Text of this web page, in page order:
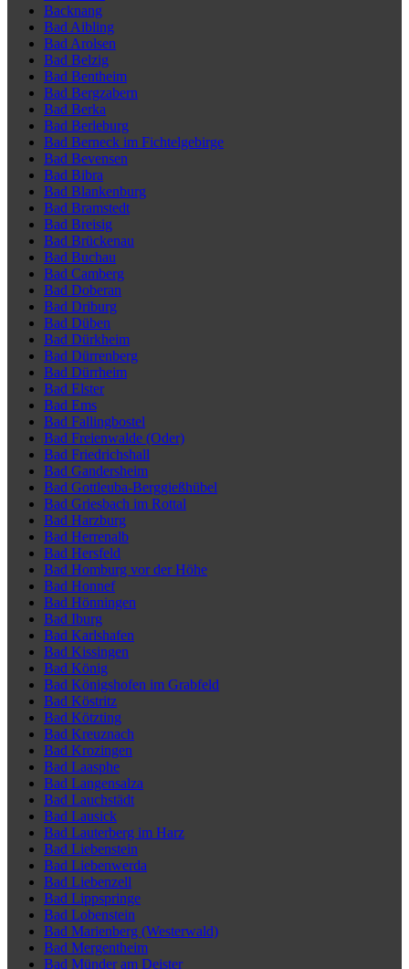
Backnang
Bad Aibling
Bad Arolsen
Bad Belzig
Bad Bentheim
Bad Bergzabern
Bad Berka
Bad Berleburg
Bad Berneck im Fichtelgebirge
Bad Bevensen
Bad Bibra
Bad Blankenburg
Bad Bramstedt
Bad Breisig
Bad Brückenau
Bad Buchau
Bad Camberg
Bad Doberan
Bad Driburg
Bad Düben
Bad Dürkheim
Bad Dürrenberg
Bad Dürrheim
Bad Elster
Bad Ems
Bad Fallingbostel
Bad Freienwalde (Oder)
Bad Friedrichshall
Bad Gandersheim
Bad Gottleuba-Berggießhübel
Bad Griesbach im Rottal
Bad Harzburg
Bad Herrenalb
Bad Hersfeld
Bad Homburg vor der Höhe
Bad Honnef
Bad Hönningen
Bad Iburg
Bad Karlshafen
Bad Kissingen
Bad König
Bad Königshofen im Grabfeld
Bad Köstritz
Bad Kötzting
Bad Kreuznach
Bad Krozingen
Bad Laasphe
Bad Langensalza
Bad Lauchstädt
Bad Lausick
Bad Lauterberg im Harz
Bad Liebenstein
Bad Liebenwerda
Bad Liebenzell
Bad Lippspringe
Bad Lobenstein
Bad Marienberg (Westerwald)
Bad Mergentheim
Bad Münder am Deister